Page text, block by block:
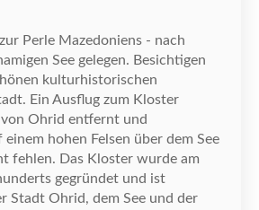
Perle Mazedoniens - nach
See gelegen. Besichtigen
önen kulturhistorischen
Ein Ausflug zum Kloster
von Ohrid entfernt und
einem hohen Felsen über dem See
fehlen. Das Kloster wurde am
gegründet und ist
Stadt Ohrid, dem See und der